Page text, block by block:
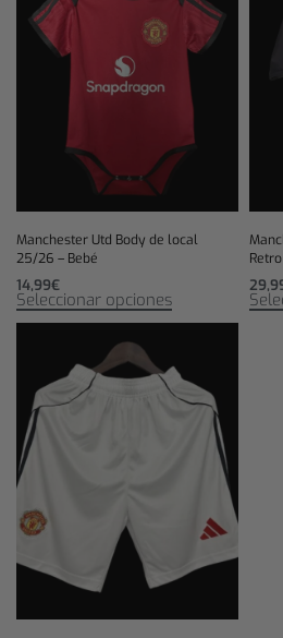
Manchester Utd Body de local
25/26 – Bebé
14,99€
Seleccionar opciones